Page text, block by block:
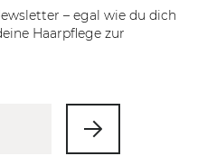
– egal wie du dich
Haarpflege zur